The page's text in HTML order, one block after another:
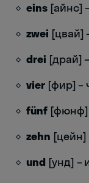
eins[айнс]
zwei [цвай]
drei [драй]
vier[фир] –
fünf[фюнф]
zehn [цейн]
und [унд] –